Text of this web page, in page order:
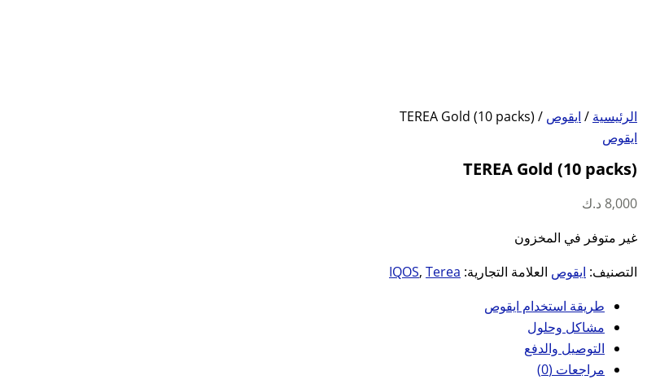
الرئيسية / ايقوص / TEREA Gold (10 packs)
ايقوص
TEREA Gold (10 packs)
8,000 د.ك
غير متوفر في المخزون
التصنيف: ايقوص العلامة التجارية: IQOS, Terea
طريقة استخدام ايقوص
مشاكل وحلول
التوصيل والدفع
مراجعات (0)